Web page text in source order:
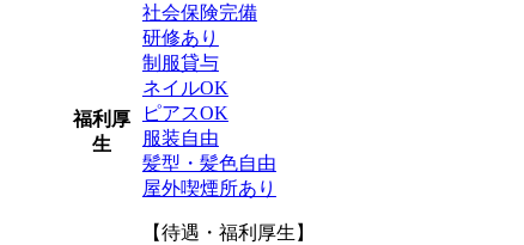
福利厚
生
社会保険完備
研修あり
制服貸与
ネイルOK
ピアスOK
服装自由
髪型・髪色自由
屋外喫煙所あり
【待遇・福利厚生】